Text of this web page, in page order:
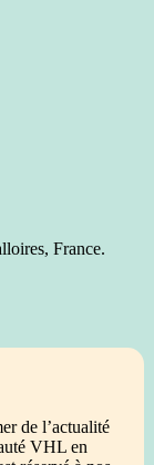
France.
de l’actualité
VHL en